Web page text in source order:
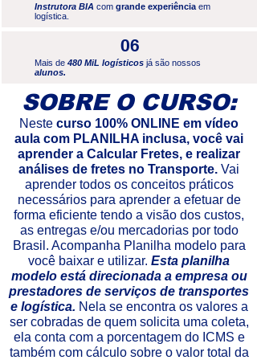
Instrutora BIA com grande experiência em
logística.
06
Mais de 480 MiL logísticos já são nossos
alunos.
SOBRE O CURSO:
Neste curso 100% ONLINE em vídeo
aula com PLANILHA inclusa, você vai
aprender a Calcular Fretes, e realizar
análises de fretes no Transporte. Vai
aprender todos os conceitos práticos
necessários para aprender a efetuar de
forma eficiente tendo a visão dos custos,
as entregas e/ou mercadorias por todo
Brasil. Acompanha Planilha modelo para
você baixar e utilizar. Esta planilha
modelo está direcionada a empresa ou
prestadores de serviços de transportes
e logística. Nela se encontra os valores a
ser cobradas de quem solicita uma coleta,
ela conta com a porcentagem do ICMS e
também com cálculo sobre o valor total da